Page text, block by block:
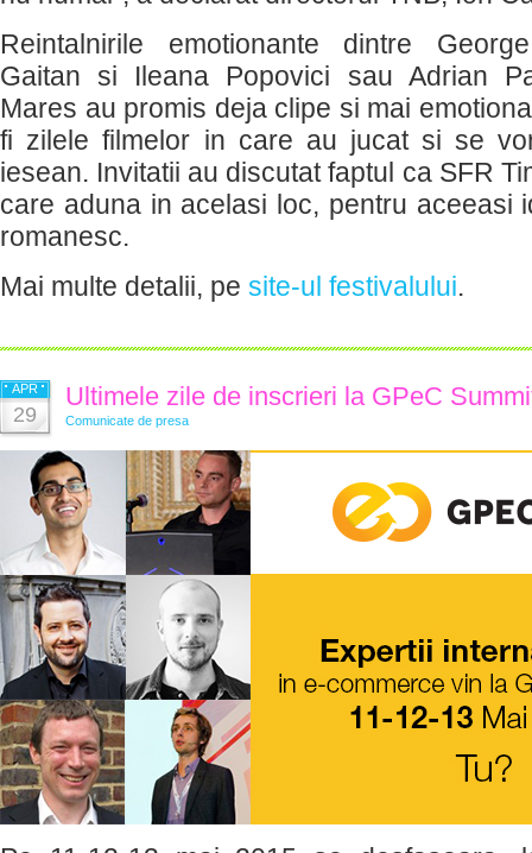
Reintalnirile emotionante dintre
Gaitan si Ileana Popovici sau Adrian
Mares au promis deja clipe si mai
fi zilele filmelor in care au jucat si se
iesean. Invitatii au discutat faptul ca SFR
care aduna in acelasi loc, pentru aceeasi
romanesc.
Mai multe detalii, pe site-ul festivalului.
APR
29
Ultimele zile de inscrieri la GPeC
Comunicate de presa